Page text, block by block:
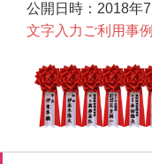
公開日時： 2018年
文字入力ご利用事